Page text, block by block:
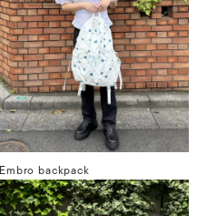
Embro backpack